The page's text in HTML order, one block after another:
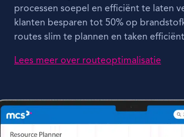
processen soepel en efficiënt te laten
klanten besparen tot 50% op
routes slim te plannen en taken
Lees meer over routeoptimalisatie